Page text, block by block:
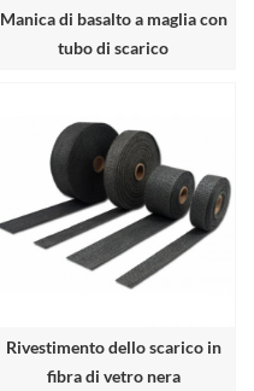
Manica di basalto a maglia con
tubo di scarico
Rivestimento dello scarico in
fibra di vetro nera